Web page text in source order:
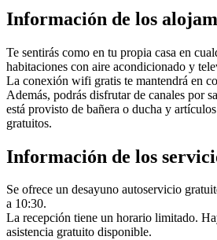
Información de los
Te sentirás como en tu propia casa en
habitaciones con aire acondicionado y
La conexión wifi gratis te mantendrá en
Además, podrás disfrutar de canales por
está provisto de bañera o ducha y
gratuitos.
Información de los
Se ofrece un desayuno autoservicio
a 10:30.
La recepción tiene un horario limitado.
asistencia gratuito disponible.